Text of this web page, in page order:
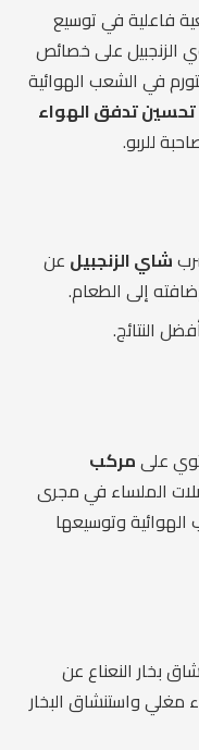
فاعلية في توسيع
الزنجبيل على خصائص
في الشعب الهوائية
تحسين تدفق الهواء
للربو.
شاي الزنجبيل عن
إلى الطعام.
النتائج.
علىمركب
الملساء في مجرى
وتوسيعها
بخار النعناع عن
مغلي واستنشاق البخار